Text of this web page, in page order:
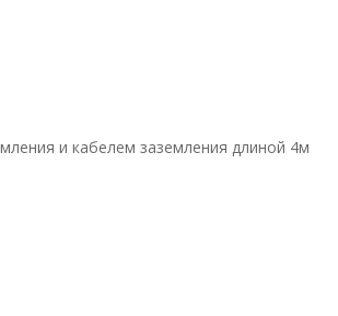
и кабелем заземления длиной 4м